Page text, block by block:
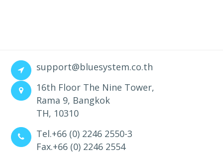
support@bluesystem.co.th
16th Floor The Nine Tower,
Rama 9, Bangkok
TH, 10310
Tel.+66 (0) 2246 2550-3
Fax.+66 (0) 2246 2554